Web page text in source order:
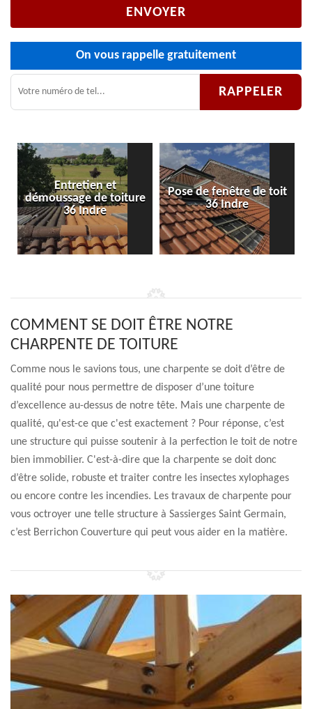
On vous rappelle gratuitement
Entretien et
démoussage de toiture
36 Indre
Pose de fenêtre de toit
36 Indre
COMMENT SE DOIT ÊTRE NOTRE
CHARPENTE DE TOITURE
Comme nous le savions tous, une charpente se doit d’être de
qualité pour nous permettre de disposer d’une toiture
d’excellence au-dessus de notre tête. Mais une charpente de
qualité, qu'est-ce que c'est exactement ? Pour réponse, c’est
une structure qui puisse soutenir à la perfection le toit de notre
bien immobilier. C'est-à-dire que la charpente se doit donc
d’être solide, robuste et traiter contre les insectes xylophages
ou encore contre les incendies. Les travaux de charpente pour
vous octroyer une telle structure à Sassierges Saint Germain,
c’est Berrichon Couverture qui peut vous aider en la matière.